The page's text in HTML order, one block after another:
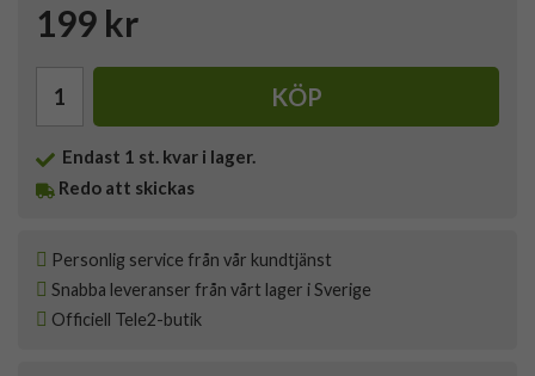
199 kr
KÖP
Endast 1 st. kvar i lager.
Redo att skickas
Personlig service från vår kundtjänst
Snabba leveranser från vårt lager i Sverige
Officiell Tele2-butik